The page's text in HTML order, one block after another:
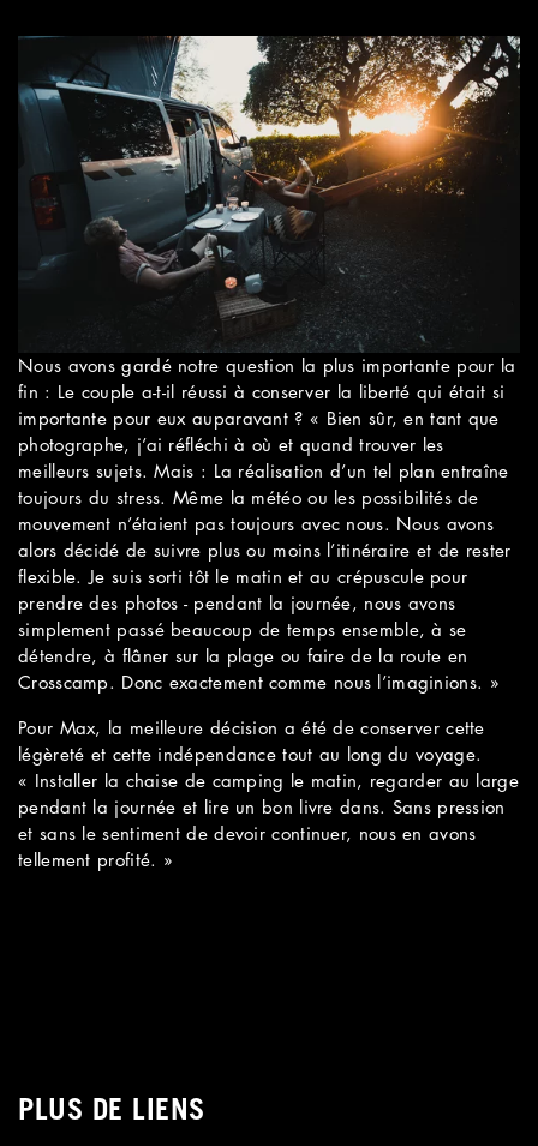
Nous avons gardé notre question la plus importante pour la
fin : Le couple a-t-il réussi à conserver la liberté qui était si
importante pour eux auparavant ? « Bien sûr, en tant que
photographe, j’ai réfléchi à où et quand trouver les
meilleurs sujets. Mais : La réalisation d’un tel plan entraîne
toujours du stress. Même la météo ou les possibilités de
mouvement n’étaient pas toujours avec nous. Nous avons
alors décidé de suivre plus ou moins l’itinéraire et de rester
flexible. Je suis sorti tôt le matin et au crépuscule pour
prendre des photos - pendant la journée, nous avons
simplement passé beaucoup de temps ensemble, à se
détendre, à flâner sur la plage ou faire de la route en
Crosscamp. Donc exactement comme nous l’imaginions. »
Pour Max, la meilleure décision a été de conserver cette
légèreté et cette indépendance tout au long du voyage.
« Installer la chaise de camping le matin, regarder au large
pendant la journée et lire un bon livre dans. Sans pression
et sans le sentiment de devoir continuer, nous en avons
tellement profité. »
PLUS DE LIENS